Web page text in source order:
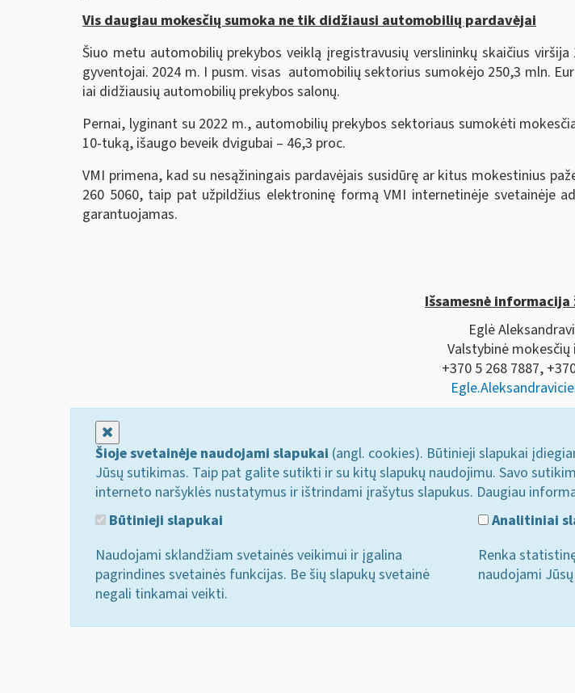
Vis daugiau mokesčių sumoka ne tik didžiausi automobilių pardavėjai
Šiuo metu automobilių prekybos veiklą įregistravusių verslininkų skaičius
gyventojai. 2024 m. I pusm. visas automobilių sektorius sumokėjo 250,3 mln.
iai didžiausių automobilių prekybos salonų.
Pernai, lyginant su 2022 m., automobilių prekybos sektoriaus sumokėti
10-tuką, išaugo beveik dvigubai – 46,3 proc.
VMI primena, kad su nesąžiningais pardavėjais susidūrę ar kitus mokestinius
260 5060, taip pat užpildžius elektroninę formą VMI internetinėje svetainėje
garantuojamas.
Išsamesnė
Eglė
Valstybinė mokesčių
+370 5 268 7887,
Šioje svetainėje naudojami slapukai (angl. cookies). Būtinieji slapukai
Jūsų sutikimas. Taip pat galite sutikti ir su kitų slapukų naudojimu. Savo
interneto naršyklės nustatymus ir ištrindami įrašytus slapukus. Daugiau
Būtinieji slapukai
Naudojami sklandžiam svetainės veikimui ir įgalina
pagrindines svetainės funkcijas. Be šių slapukų svetainė
negali tinkamai veikti.
Analitiniai
Renka
naudojami